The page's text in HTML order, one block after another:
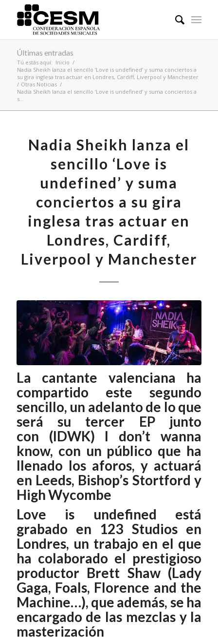
Últimas entradas
Tú estás aquí: Inicio /
Nadia Sheikh lanza el sencillo ‘Love is undefined’ y suma conciertos a
su gira inglesa tras actuar en Londres, Cardiff, Liverpool y Manchester
/ Otras Noticias /
Nadia Sheikh lanza el sencillo ‘Love is undefined’ y suma conciertos a
s...
Nadia Sheikh lanza el
sencillo ‘Love is
undefined’ y suma
conciertos a su gira
inglesa tras actuar en
Londres, Cardiff,
Liverpool y Manchester
La cantante valenciana ha
compartido este segundo
sencillo, un adelanto de lo que
será su tercer EP junto
con (IDWK) I don’t wanna
know, con un público que ha
llenado los aforos, y actuará
en Leeds, Bishop’s Stortford y
High Wycombe
Love is undefined está
grabado en 123 Studios en
Londres, un trabajo en el que
ha colaborado el prestigioso
productor Brett Shaw (Lady
Gaga, Foals, Florence and the
Machine…), que además, se ha
encargado de las mezclas y la
masterización